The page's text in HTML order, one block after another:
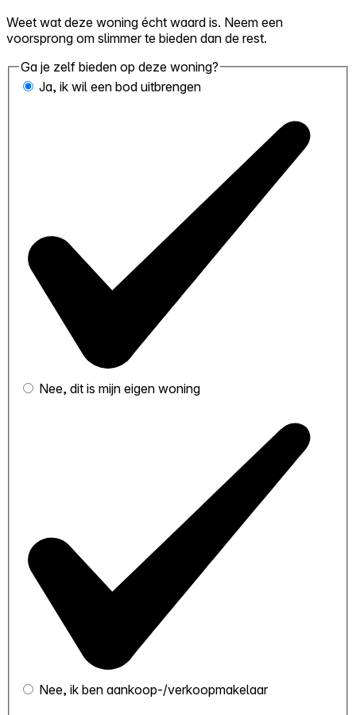
Weet wat deze woning écht waard is. Neem een
voorsprong om slimmer te bieden dan de rest.
Ga je zelf bieden op deze woning?
Ja, ik wil een bod uitbrengen
Nee, dit is mijn eigen woning
Nee, ik ben aankoop-/verkoopmakelaar